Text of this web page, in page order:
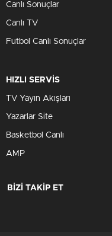
Canlı Sonuçlar
Canlı TV
Futbol Canlı Sonuçlar
HIZLI SERVİS
TV Yayın Akışları
Yazarlar Site
Basketbol Canlı
AMP
BİZİ TAKİP ET